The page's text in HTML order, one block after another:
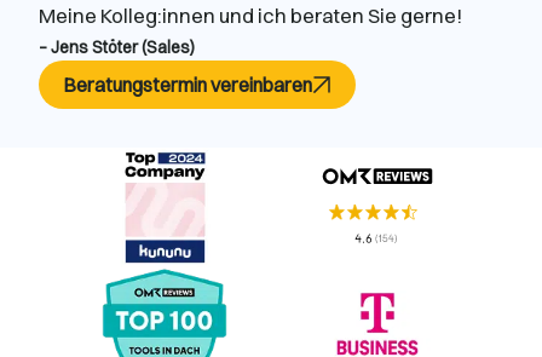
Meine Kolleg:innen und ich beraten Sie gerne!
– Jens Stöter (Sales)
Beratungstermin vereinbaren